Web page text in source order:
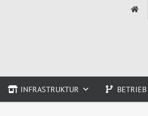
INFRASTRUKTUR BETRIEB